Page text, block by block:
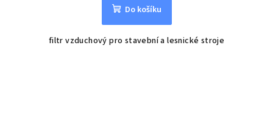
Do košíku
filtr vzduchový pro stavební a lesnické stroje